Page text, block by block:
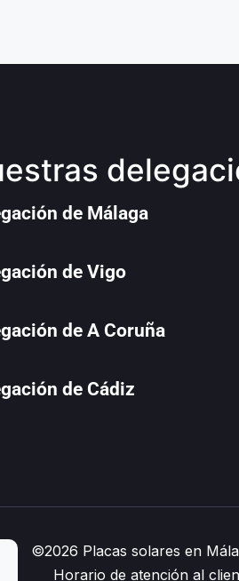
de Málaga
de Vigo
de A Coruña
de Cádiz
©2026 Placas solares en
Horario de atención al